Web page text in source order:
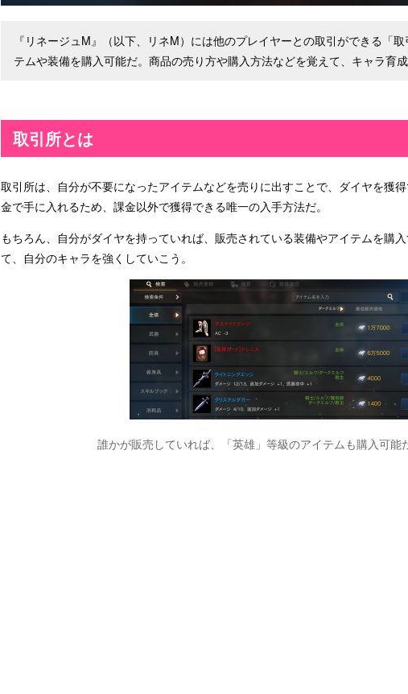
『リネージュM』（以下、リネM）には他のプレイヤーとの取引ができる「
テムや装備を購入可能だ。商品の売り方や購入方法などを覚えて、キャラ育成
取引所とは
取引所は、自分が不要になったアイテムなどを売りに出すことで、ダイヤを獲
金で手に入れるため、課金以外で獲得できる唯一の入手方法だ。
もちろん、自分がダイヤを持っていれば、販売されている装備やアイテムを購
て、自分のキャラを強くしていこう。
誰かが販売していれば、「英雄」等級のアイテムも購入可能